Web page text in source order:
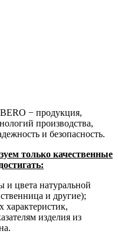
− продукция,
производства,
и безопасность.
только качественные
и цвета натуральной
и другие);
характеристик,
изделия из